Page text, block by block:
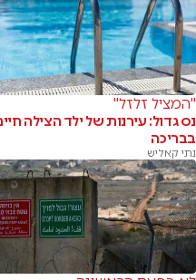
"המציל זלזל"
נס גדול: עירנות של ילד הצילה
בבריכה
נתי קאליש